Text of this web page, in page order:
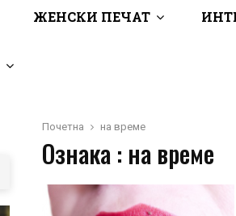
ЖЕНСКИ ПЕЧАТ
Почетна на време
Ознака : на време